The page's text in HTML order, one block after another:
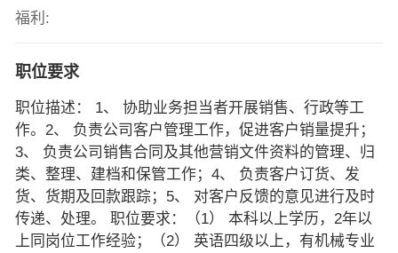
福利:
职位要求
职位描述： 1、 协助业务担当者开展销售、行政等工
作。2、 负责公司客户管理工作，促进客户销量提升；
3、 负责公司销售合同及其他营销文件资料的管理、归
类、整理、建档和保管工作；4、 负责客户订货、发
货、货期及回款跟踪；5、 对客户反馈的意见进行及时
传递、处理。 职位要求：（1） 本科以上学历，2年以
上同岗位工作经验；（2） 英语四级以上，有机械专业